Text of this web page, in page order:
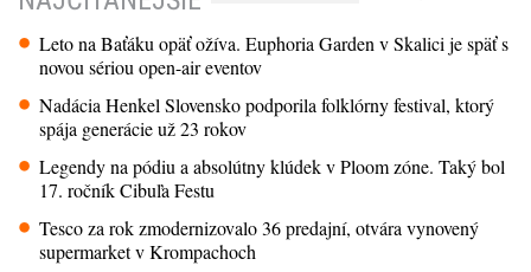
Leto na Baťáku opäť ožíva. Euphoria Garden v Skalici je späť s
novou sériou open-air eventov
Nadácia Henkel Slovensko podporila folklórny festival, ktorý
spája generácie už 23 rokov
Legendy na pódiu a absolútny klúdek v Ploom zóne. Taký bol
17. ročník Cibuľa Festu
Tesco za rok zmodernizovalo 36 predajní, otvára vynovený
supermarket v Krompachoch